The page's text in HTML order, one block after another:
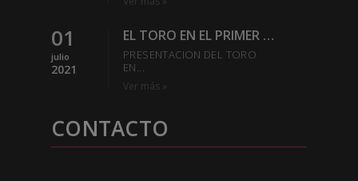
01
julio
2021
EL TORO EN EL PRIMER TERCIO
PRESENTACION DEL TORO
EN...
Ver más »
CONTACTO